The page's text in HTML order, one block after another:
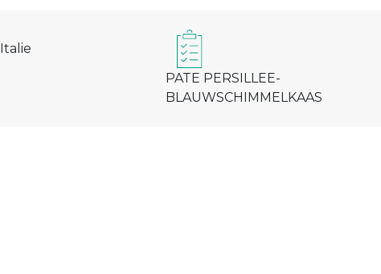
Italie
PATE PERSILLEE-
BLAUWSCHIMMELKAAS